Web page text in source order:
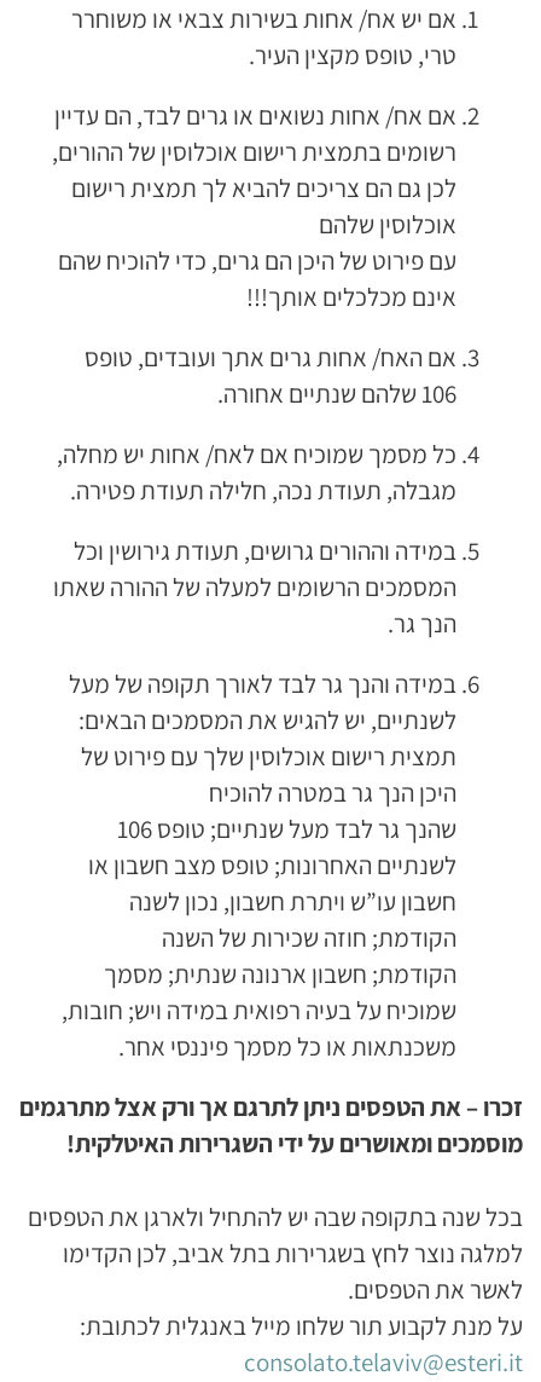
אם יש אח/ אחות בשירות צבאי או משוחרר
טרי, טופס מקצין העיר.
אם אח/ אחות נשואים או גרים לבד, הם עדיין
רשומים בתמצית רישום אוכלוסין של ההורים,
לכן גם הם צריכים להביא לך תמצית רישום
אוכלוסין שלהם
עם פירוט של היכן הם גרים, כדי להוכיח שהם
אינם מכלכלים אותך!!!
אם האח/ אחות גרים אתך ועובדים, טופס
106 שלהם שנתיים אחורה.
כל מסמך שמוכיח אם לאח/ אחות יש מחלה,
מגבלה, תעודת נכה, חלילה תעודת פטירה.
במידה וההורים גרושים, תעודת גירושין וכל
המסמכים הרשומים למעלה של ההורה שאתו
הנך גר.
במידה והנך גר לבד לאורך תקופה של מעל
לשנתיים, יש להגיש את המסמכים הבאים:
תמצית רישום אוכלוסין שלך עם פירוט של
היכן הנך גר במטרה להוכיח
שהנך גר לבד מעל שנתיים; טופס 106
לשנתיים האחרונות; טופס מצב חשבון או
חשבון עו”ש ויתרת חשבון, נכון לשנה
הקודמת; חוזה שכירות של השנה
הקודמת; חשבון ארנונה שנתית; מסמך
שמוכיח על בעיה רפואית במידה ויש; חובות,
משכנתאות או כל מסמך פיננסי אחר.
זכרו – את הטפסים ניתן לתרגם אך ורק אצל מתרגמים
מוסמכים ומאושרים על ידי השגרירות האיטלקית!
בכל שנה בתקופה שבה יש להתחיל ולארגן את הטפסים
למלגה נוצר לחץ בשגרירות בתל אביב, לכן הקדימו
לאשר את הטפסים.
על מנת לקבוע תור שלחו מייל באנגלית לכתובת:
consolato.telaviv@esteri.it